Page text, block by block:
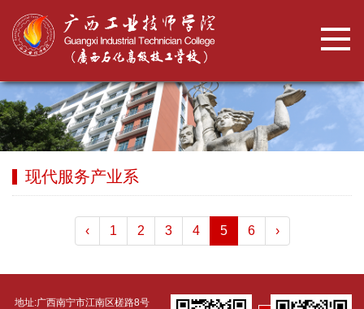
现代服务产业系
‹ 1 2 3 4 5 6 ›
地址:广西南宁市江南区槎路8号